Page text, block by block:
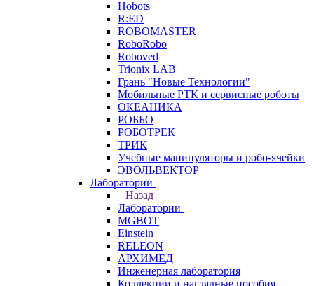
Hobots
R:ED
ROBOMASTER
RoboRobo
Roboved
Trionix LAB
Грань "Новые Технологии"
Мобильные РТК и сервисные роботы
ОКЕАНИКА
РОББО
РОБОТРЕК
ТРИК
Учебные манипуляторы и робо-ячейки
ЭВОЛЬВЕКТОР
Лаборатории
Назад
Лаборатории
MGBOT
Einstein
RELEON
АРХИМЕД
Инженерная лаборатория
Коллекции и наглядные пособия